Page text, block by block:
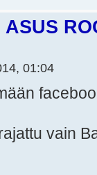
01:04
vain